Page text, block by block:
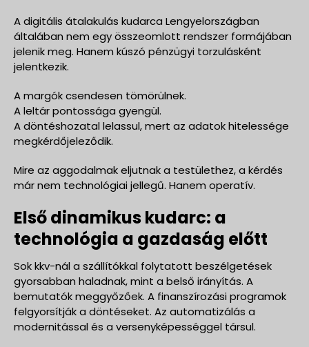
A digitális átalakulás kudarca Lengyelországban
általában nem egy összeomlott rendszer formájában
jelenik meg. Hanem kúszó pénzügyi torzulásként
jelentkezik.
A margók csendesen tömörülnek.
A leltár pontossága gyengül.
A döntéshozatal lelassul, mert az adatok hitelessége
megkérdőjeleződik.
Mire az aggodalmak eljutnak a testülethez, a kérdés
már nem technológiai jellegű. Hanem operatív.
Első dinamikus kudarc: a
technológia a gazdaság előtt
Sok kkv-nál a szállítókkal folytatott beszélgetések
gyorsabban haladnak, mint a belső irányítás. A
bemutatók meggyőzőek. A finanszírozási programok
felgyorsítják a döntéseket. Az automatizálás a
modernitással és a versenyképességgel társul.